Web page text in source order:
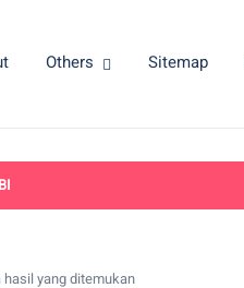
Others Sitemap
hasil yang ditemukan